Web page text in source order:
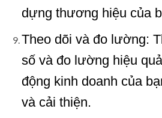
dựng thương hiệu của
Theo dõi và đo lường:
số và đo lường hiệu
động kinh doanh của
và cải thiện.